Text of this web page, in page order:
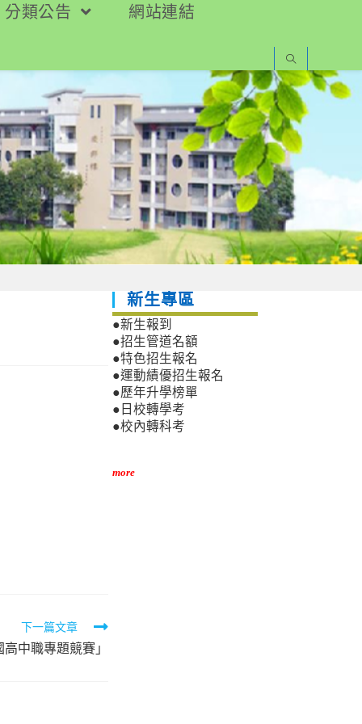
分類公告 網站連結
下一篇文章
中職專題競賽」
新生專區
●新生報到
●招生管道名額
●特色招生報名
●運動績優招生報名
●歷年升學榜單
●日校轉學考
●校內轉科考
more